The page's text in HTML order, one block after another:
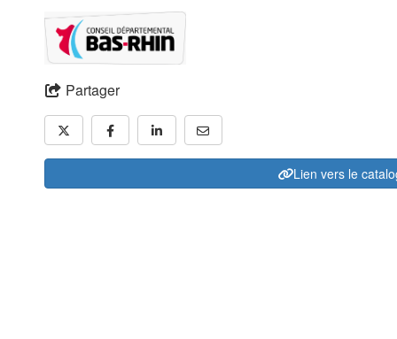
Partager
Lien vers le